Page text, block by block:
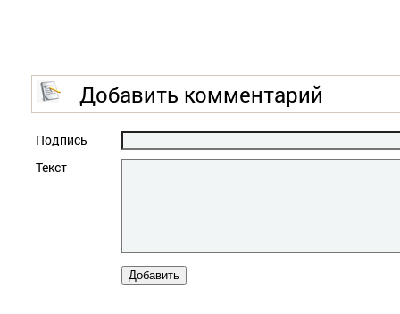
Добавить комментарий
Подпись
Текст